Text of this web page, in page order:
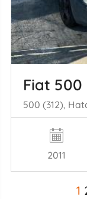
Fiat 500
500 (312),
2011
1